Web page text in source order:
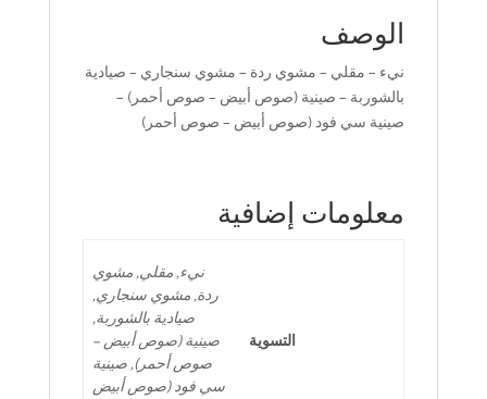
الوصف
نيء – مقلي – مشوي ردة – مشوي سنجاري – صيادية
بالشوربة – صينية (صوص أبيض – صوص أحمر) –
صينية سي فود (صوص أبيض – صوص أحمر)
معلومات إضافية
التسوية
نيء, مقلي, مشوي
ردة, مشوي سنجاري,
صيادية بالشوربة,
صينية (صوص أبيض –
صوص أحمر), صينية
سي فود (صوص أبيض